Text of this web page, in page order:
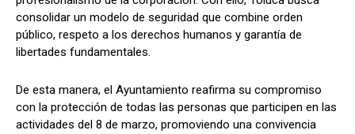
consolidar un modelo de seguridad que combine orden
público, respeto a los derechos humanos y garantía de
libertades fundamentales.
De esta manera, el Ayuntamiento reafirma su compromiso
con la protección de todas las personas que participen en las
actividades del 8 de marzo, promoviendo una convivencia